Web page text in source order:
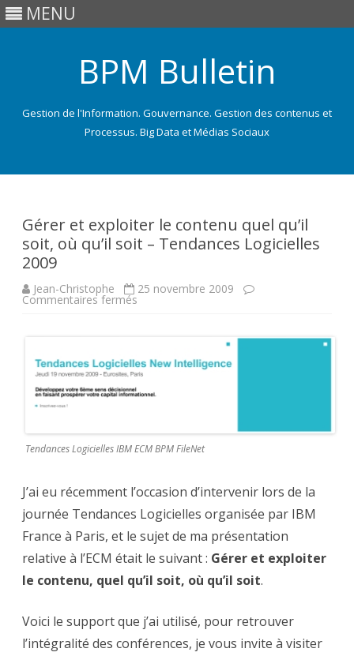
MENU
BPM Bulletin
Gestion de l'Information. Gouvernance. Gestion des contenus et
Processus. Big Data et Médias Sociaux
Gérer et exploiter le contenu quel qu’il
soit, où qu’il soit – Tendances Logicielles
2009
Jean-Christophe 25 novembre 2009
Commentaires fermés
quel
qu’il
où
–
Tendances
Logicielles
Tendances Logicielles IBM ECM BPM FileNet
J’ai eu récemment l’occasion d’intervenir lors de la
journée Tendances Logicielles organisée par IBM
France à Paris, et le sujet de ma présentation
relative à l’ECM était le suivant : Gérer et exploiter
le contenu, quel qu’il soit, où qu’il soit.
Voici le support que j’ai utilisé, pour retrouver
l’intégralité des conférences, je vous invite à visiter